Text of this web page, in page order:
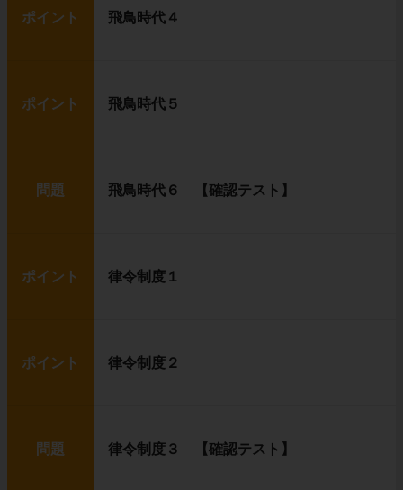
ポイント 飛鳥時代４
ポイント 飛鳥時代５
問題 飛鳥時代６ 【確認テスト】
ポイント 律令制度１
ポイント 律令制度２
問題 律令制度３ 【確認テスト】